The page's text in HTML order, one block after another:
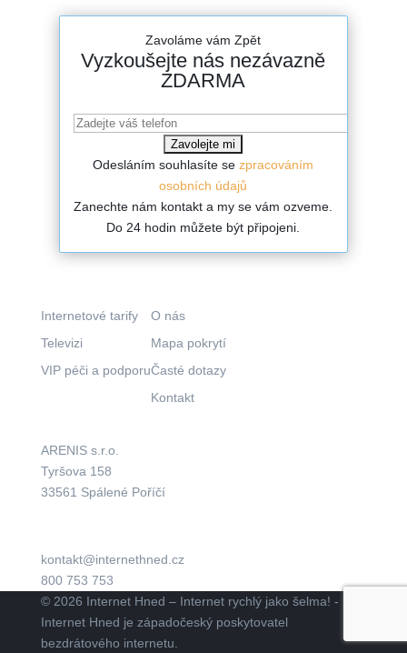
Zavoláme vám Zpět
Vyzkoušejte nás nezávazně
ZDARMA
Odesláním souhlasíte sezpracováním
osobních údajů
Zanechte nám kontakt a my se vám ozveme.
Do 24 hodin můžete být připojeni.
Internetové tarify
Televizi
VIP péči a podporu
O nás
Mapa pokrytí
Časté dotazy
Kontakt
ARENIS s.r.o.
Tyršova 158
33561 Spálené Poříčí
kontakt@internethned.cz
800 753 753
© 2026 Internet Hned – Internet rychlý jako šelma! -
Internet Hned je západočeský poskytovatel
bezdrátového internetu.